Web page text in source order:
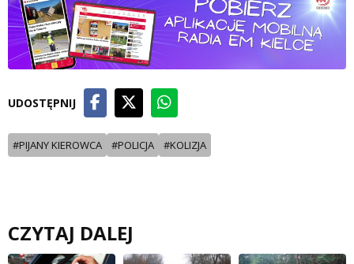
UDOSTĘPNIJ
#PIJANY KIEROWCA #POLICJA #KOLIZJA
CZYTAJ DALEJ